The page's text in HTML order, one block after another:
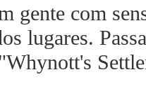
gente com
lugares.